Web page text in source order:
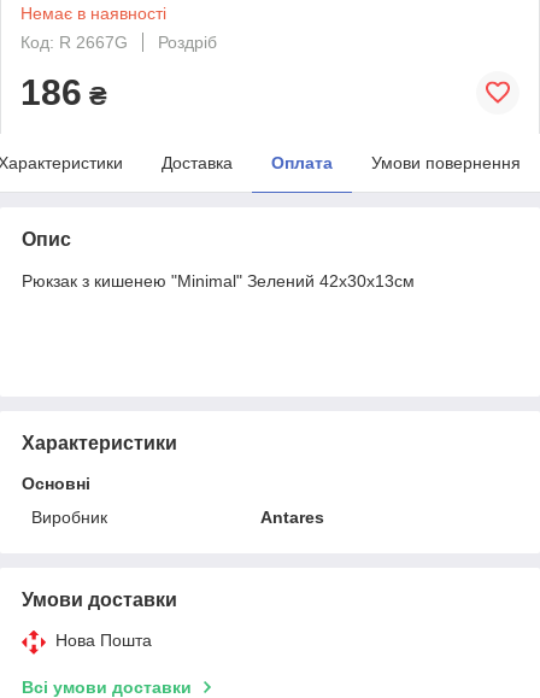
Немає в наявності
Код: R 2667G
Роздріб
186 ₴
Доставка Оплата Умови повернення
Опис
Рюкзак з кишенею "Minimal" Зелений 42х30х13см
Характеристики
Основні
Виробник
Antares
Умови доставки
Нова Пошта
Всі умови доставки